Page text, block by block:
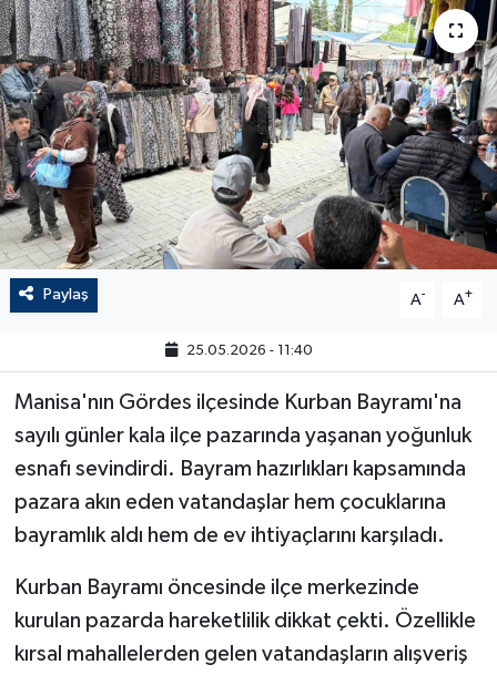
Paylaş A- A+
25.05.2026 - 11:40
Manisa'nın Gördes ilçesinde Kurban Bayramı'na
sayılı günler kala ilçe pazarında yaşanan yoğunluk
esnafı sevindirdi. Bayram hazırlıkları kapsamında
pazara akın eden vatandaşlar hem çocuklarına
bayramlık aldı hem de ev ihtiyaçlarını karşıladı.
Kurban Bayramı öncesinde ilçe merkezinde
kurulan pazarda hareketlilik dikkat çekti. Özellikle
kırsal mahallelerden gelen vatandaşların alışveriş